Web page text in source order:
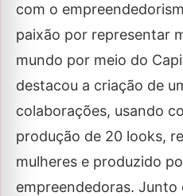
com o
paixão por representar
mundo por meio do
destacou a criação de
colaborações, usando
produção de 20 looks,
mulheres e produzido
empreendedoras. Junto